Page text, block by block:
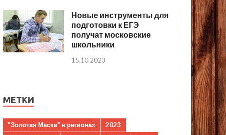
Новые инструменты для
подготовки к ЕГЭ
получат московские
школьники
15.10.2023
МЕТКИ
"Золотая Маска" в регионах
2023